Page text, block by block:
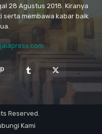
28 Agustus 2018. Kiranya
serta membawa kabar baik
Reserved.
Kami